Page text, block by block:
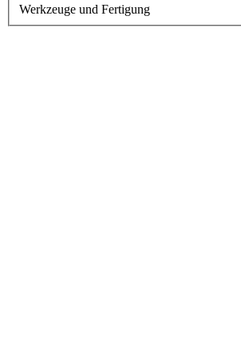
Werkzeuge und Fertigung